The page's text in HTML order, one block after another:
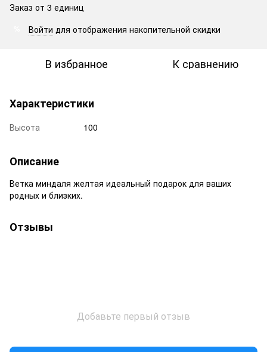
Заказ от 3 единиц
Войти для отображения накопительной скидки
В избранное К сравнению
Характеристики
Высота 100
Описание
Ветка миндаля желтая идеальный подарок для ваших
родных и близких.
Отзывы
Добавьте первый отзыв